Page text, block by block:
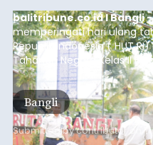
balitribune.co.id I Bangli
memperingati hari ulang
Republik Indonesia ( HUT
Tahanan Negara Kelas II B
kegiatan pemeriksaan
(6/8/2026).
Bangli
Submitted bycontributor